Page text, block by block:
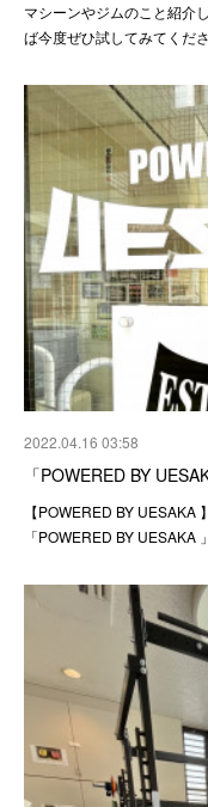
マシーンやジムのこと紹介
ば今度ぜひ試してみてくだ
2022.04.16 03:58
「POWERED BY
【POWERED BY UESAKA
「POWERED BY